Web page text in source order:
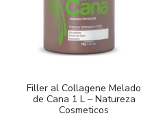
Filler al Collagene Melado
de Cana 1 L – Natureza
Cosmeticos